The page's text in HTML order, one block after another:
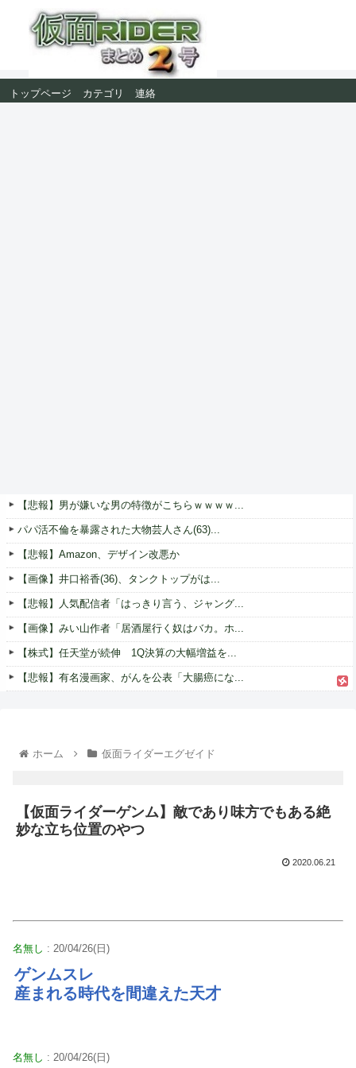
トップページ カテゴリ 連絡
【悲報】男が嫌いな男の特徴がこちらｗｗｗｗ...
パパ活不倫を暴露された大物芸人さん(63)...
【悲報】Amazon、デザイン改悪か
【画像】井口裕香(36)、タンクトップがは...
【悲報】人気配信者「はっきり言う、ジャング...
【画像】みい山作者「居酒屋行く奴はバカ。ホ...
【株式】任天堂が続伸 1Q決算の大幅増益を...
【悲報】有名漫画家、がんを公表「大腸癌にな...
ホーム 仮面ライダーエグゼイド
【仮面ライダーゲンム】敵であり味方でもある絶
妙な立ち位置のやつ
2020.06.21
名無し : 20/04/26(日)
ゲンムスレ
産まれる時代を間違えた天才
名無し : 20/04/26(日)